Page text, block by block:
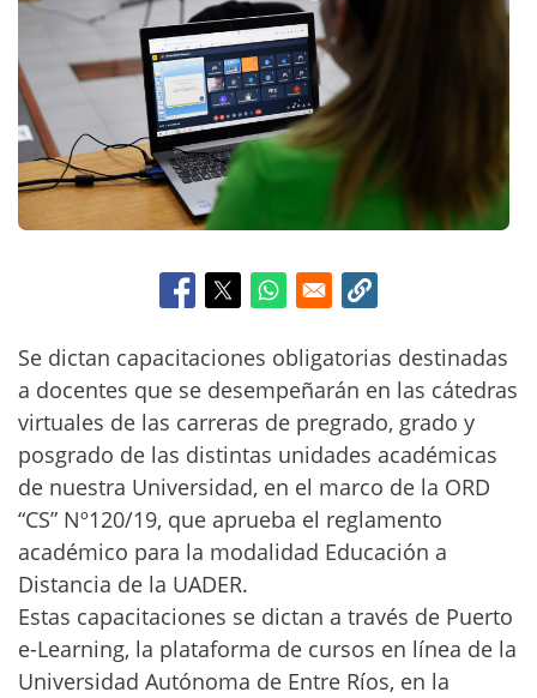
c
i
p
a
l
Se dictan capacitaciones obligatorias destinadas
a docentes que se desempeñarán en las cátedras
virtuales de las carreras de pregrado, grado y
posgrado de las distintas unidades académicas
de nuestra Universidad, en el marco de la ORD
“CS” Nº120/19, que aprueba el reglamento
académico para la modalidad Educación a
Distancia de la UADER.
Estas capacitaciones se dictan a través de Puerto
e-Learning, la plataforma de cursos en línea de la
Universidad Autónoma de Entre Ríos, en la